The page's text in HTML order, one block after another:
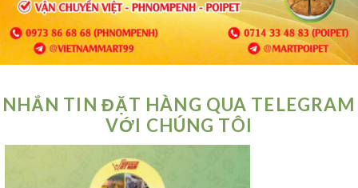
NHẮN TIN ĐẶT HÀNG QUA TELEGRAM
VỚI CHÚNG TÔI